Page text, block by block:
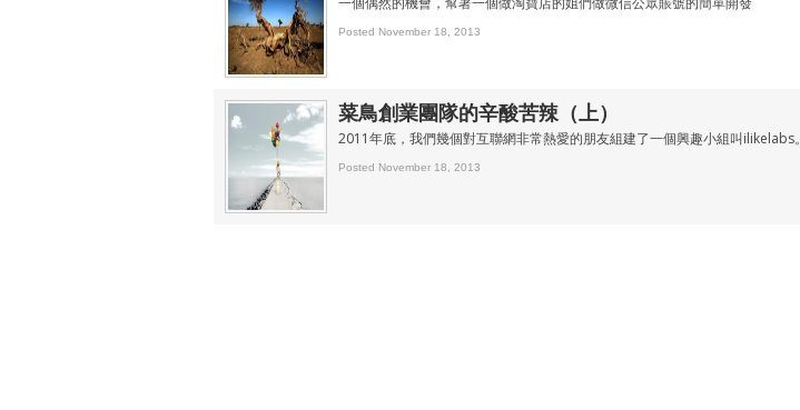
Posted November 18, 2013
菜鳥創業團隊的辛酸苦辣（上）
2011年底，我們幾個對互聯網非常熱愛的朋友組建了一個興趣小組叫ilikelabs。
Posted November 18, 2013